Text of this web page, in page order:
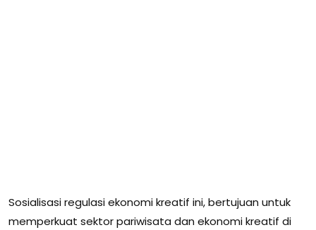
Sosialisasi regulasi ekonomi kreatif ini, bertujuan untuk
memperkuat sektor pariwisata dan ekonomi kreatif di